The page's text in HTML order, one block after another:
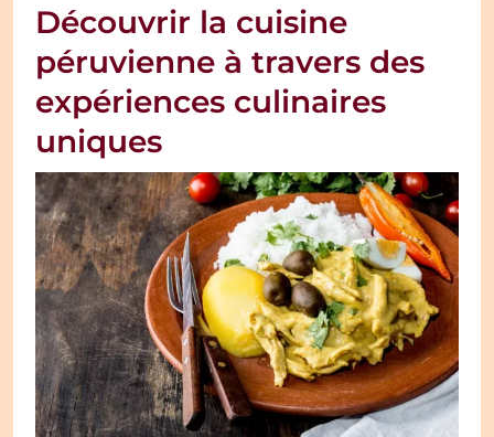
Découvrir la cuisine
péruvienne à travers des
expériences culinaires
uniques